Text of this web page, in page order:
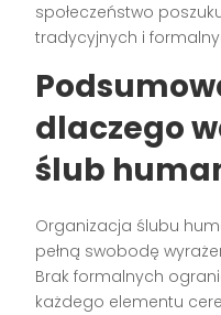
społeczeństwo
tradycyjnych i
dlaczego
ślub
Organizacja ślubu
pełną swobodę
Brak formalnych
każdego elementu